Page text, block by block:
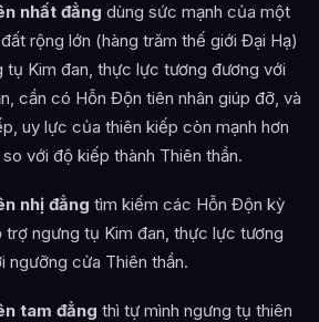
nhất đẳng dùng sức mạnh của một
rộng lớn (hàng trăm thế giới Đại Hạ)
tụ Kim đan, thực lực tương đương với
cần có Hỗn Độn tiên nhân giúp đỡ, và
uy lực của thiên kiếp còn mạnh hơn
với độ kiếp thành Thiên thần.
nhị đẳng tìm kiếm các Hỗn Độn kỳ
trợ ngưng tụ Kim đan, thực lực tương
ngưỡng cửa Thiên thần.
tam đẳng thì tự mình ngưng tụ thiên